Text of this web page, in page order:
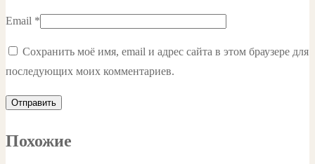
Email *
Сохранить моё имя, email и адрес сайта в этом браузере для
последующих моих комментариев.
Похожие